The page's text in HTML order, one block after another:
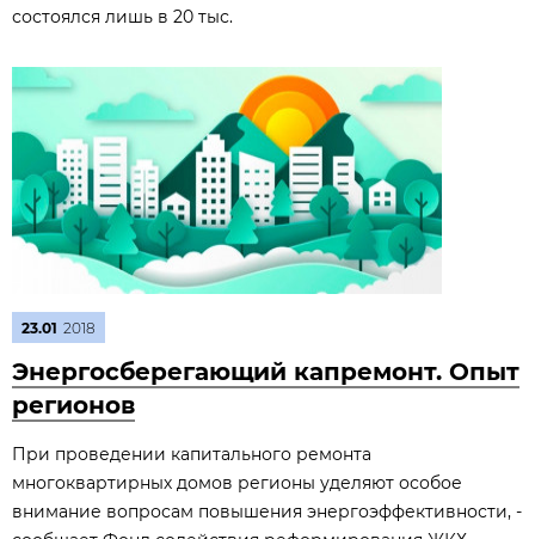
состоялся лишь в 20 тыс.
23.01 2018
Энергосберегающий капремонт. Опыт
регионов
При проведении капитального ремонта
многоквартирных домов регионы уделяют особое
внимание вопросам повышения энергоэффективности, -